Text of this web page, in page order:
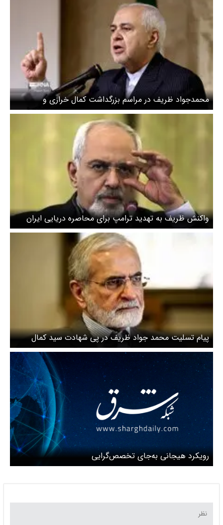
محمدجواد ظریف در مراسم بزرگداشت کمال خرازی و
همسرش + عکس
واکنش ظریف به تهدید ترامپ برای محاصره دریایی ایران
پیام تسلیت محمد جواد ظریف در پی شهادت سید کمال
خرازی
رویکرد هیجانی به‌جای تخصص‌گرایی